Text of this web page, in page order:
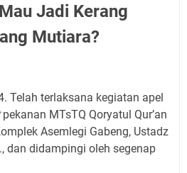
Jadi Kerang
Mutiara?
Telah terlaksana kegiatan apel
pekanan MTsTQ Qoryatul Qur’an
Asemlegi Gabeng, Ustadz
dan didampingi oleh segenap